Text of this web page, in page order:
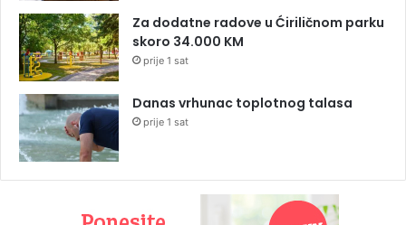
Za dodatne radove u Ćiriličnom parku
skoro 34.000 KM
prije 1 sat
Danas vrhunac toplotnog talasa
prije 1 sat